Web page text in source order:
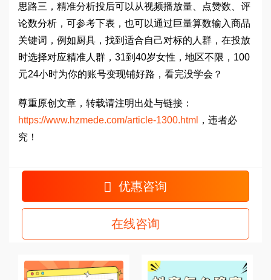
思路三，精准分析投后可以从视频播放量、点赞数、评
论数分析，可参考下表，也可以通过巨量算数输入商品
关键词，例如厨具，找到适合自己对标的人群，在投放
时选择对应精准人群，31到40岁女性，地区不限，100
元24小时为你的账号变现铺好路，看完没学会？
尊重原创文章，转载请注明出处与链接：
https://www.hzmede.com/article-1300.html
，违者必
究！
优惠咨询
在线咨询